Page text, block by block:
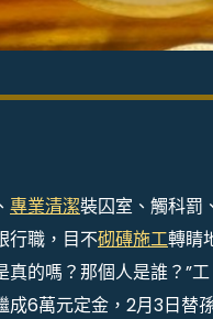
專業清潔裝囚室、觸科罰
職，目不砌磚施工轉睛
的嗎？那個人是誰？”
成6萬元定金，2月3日替